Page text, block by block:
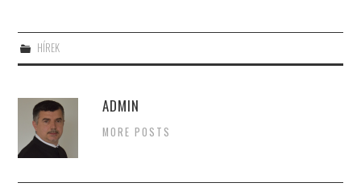
HÍREK
ADMIN
MORE POSTS